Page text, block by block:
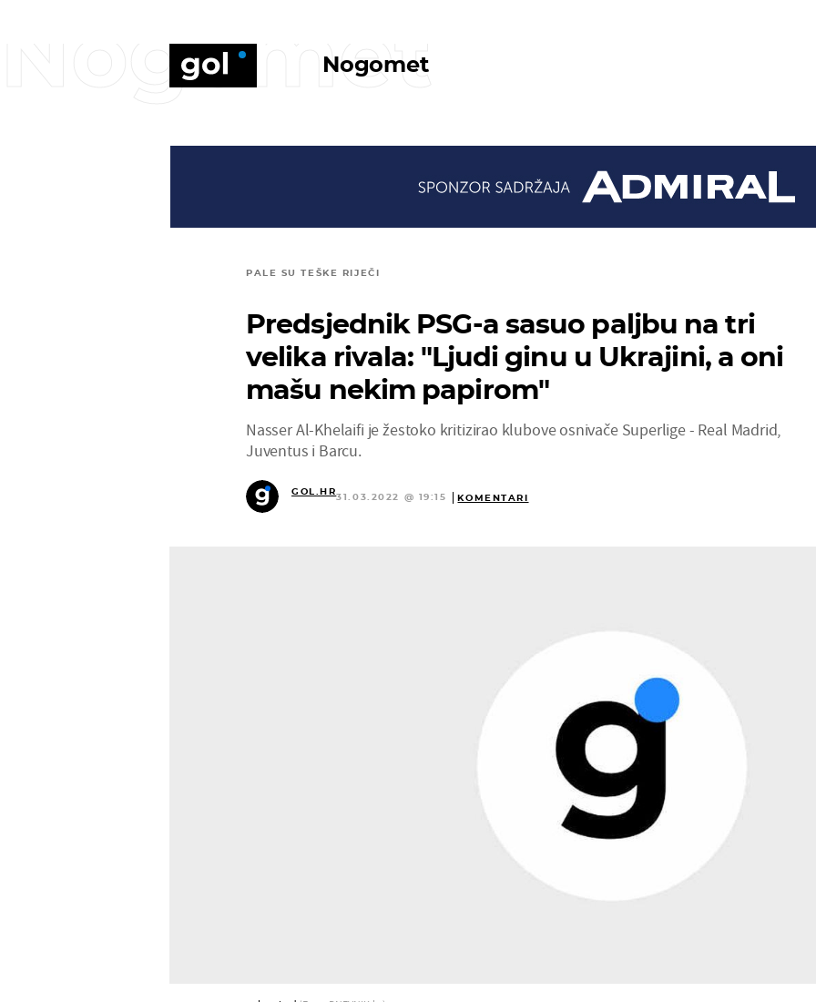
Nogomet
Nogomet
PALE SU TEŠKE RIJEČI
Predsjednik PSG-a sasuo paljbu na tri
velika rivala: "Ljudi ginu u Ukrajini, a oni
mašu nekim papirom"
Nasser Al-Khelaifi je žestoko kritizirao klubove osnivače Superlige - Real Madrid,
Juventus i Barcu.
GOL.HR
31.03.2022 @ 19:15 KOMENTARI